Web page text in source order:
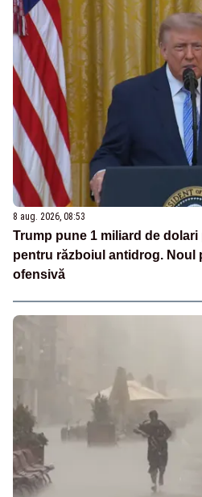
8 aug. 2026, 08:53
Trump pune 1 miliard de
pentru războiul antidrog. Noul
ofensivă